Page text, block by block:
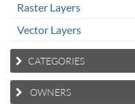
Raster Layers
Vector Layers
CATEGORIES
OWNERS